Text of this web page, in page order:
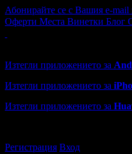
Абонирайте се с Вашия e-mail
Оферти Места Винетки Блог
Изтегли приложението за
Изтегли приложението за
Изтегли приложението за
Регистрация Вход